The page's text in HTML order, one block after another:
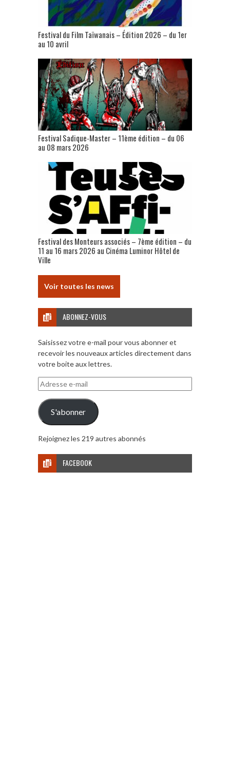
Festival du Film Taïwanais – Édition 2026 – du 1er
au 10 avril
Festival Sadique-Master – 11ème édition – du 06
au 08 mars 2026
Festival des Monteurs associés – 7ème édition – du
11 au 16 mars 2026 au Cinéma Luminor Hôtel de
Ville
Voir toutes les news
ABONNEZ-VOUS
Saisissez votre e-mail pour vous abonner et
recevoir les nouveaux articles directement dans
votre boite aux lettres.
Adresse
e-
mail
S'abonner
Rejoignez les 219 autres abonnés
FACEBOOK